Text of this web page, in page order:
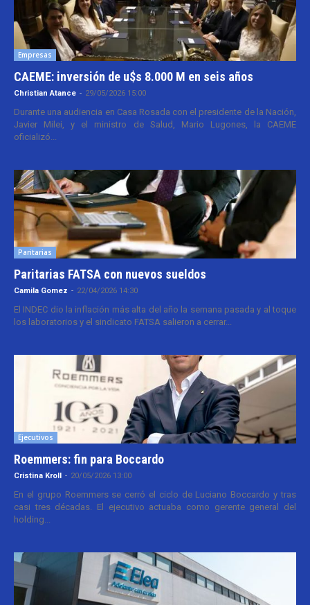
Empresas
CAEME: inversión de u$s 8.000 M en seis años
Christian Atance - 29/05/2026 15:00
Durante una audiencia en Casa Rosada con el presidente de la Nación,
Javier Milei, y el ministro de Salud, Mario Lugones, la CAEME
oficializó...
Paritarias
Paritarias FATSA con nuevos sueldos
Camila Gomez - 22/04/2026 14:30
El INDEC dio la inflación más alta del año la semana pasada y al toque
los laboratorios y el sindicato FATSA salieron a cerrar...
Ejecutivos
Roemmers: fin para Boccardo
Cristina Kroll - 20/05/2026 13:00
En el grupo Roemmers se cerró el ciclo de Luciano Boccardo y tras
casi tres décadas. El ejecutivo actuaba como gerente general del
holding...